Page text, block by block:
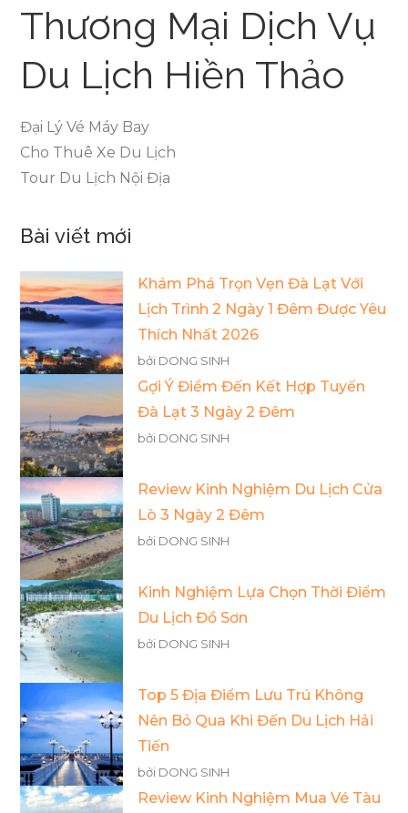
Thương Mại Dịch Vụ
Du Lịch Hiền Thảo
Đại Lý Vé Máy Bay
Cho Thuê Xe Du Lịch
Tour Du Lịch Nội Địa
Bài viết mới
Khám Phá Trọn Vẹn Đà Lạt Với
Lịch Trình 2 Ngày 1 Đêm Được Yêu
Thích Nhất 2026
bởi DONG SINH
Gợi Ý Điểm Đến Kết Hợp Tuyến
Đà Lạt 3 Ngày 2 Đêm
bởi DONG SINH
Review Kinh Nghiệm Du Lịch Cửa
Lò 3 Ngày 2 Đêm
bởi DONG SINH
Kinh Nghiệm Lựa Chọn Thời Điểm
Du Lịch Đồ Sơn
bởi DONG SINH
Top 5 Địa Điểm Lưu Trú Không
Nên Bỏ Qua Khi Đến Du Lịch Hải
Tiến
bởi DONG SINH
Review Kinh Nghiệm Mua Vé Tàu